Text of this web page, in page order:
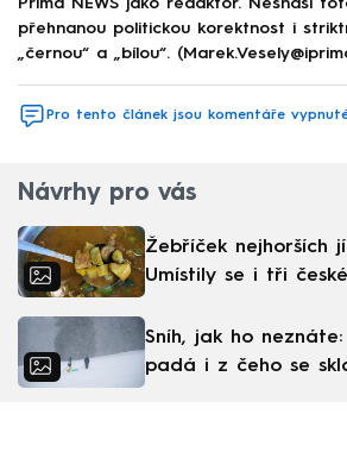
Prima NEWS jako redaktor. Nesnáší
přehnanou politickou korektnost i
„černou“ a „bílou“.
Pro tento článek jsou komentáře
Návrhy pro vás
Žebříček nejhorších
Umístily se i tři
Sníh, jak ho
padá i z čeho se